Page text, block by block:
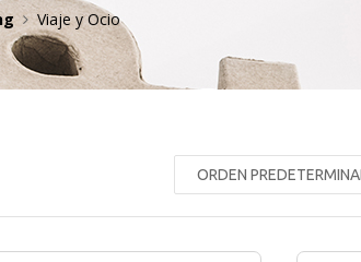
Viaje y Ocio